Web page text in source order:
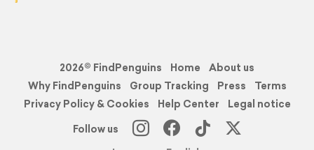
2026© FindPenguins Home
About us
Why FindPenguins
Group Tracking Press
Terms
Privacy Policy & Cookies
Help Center
Legal notice
Follow us